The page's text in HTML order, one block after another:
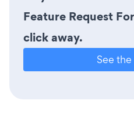
Feature Request
click away.
See